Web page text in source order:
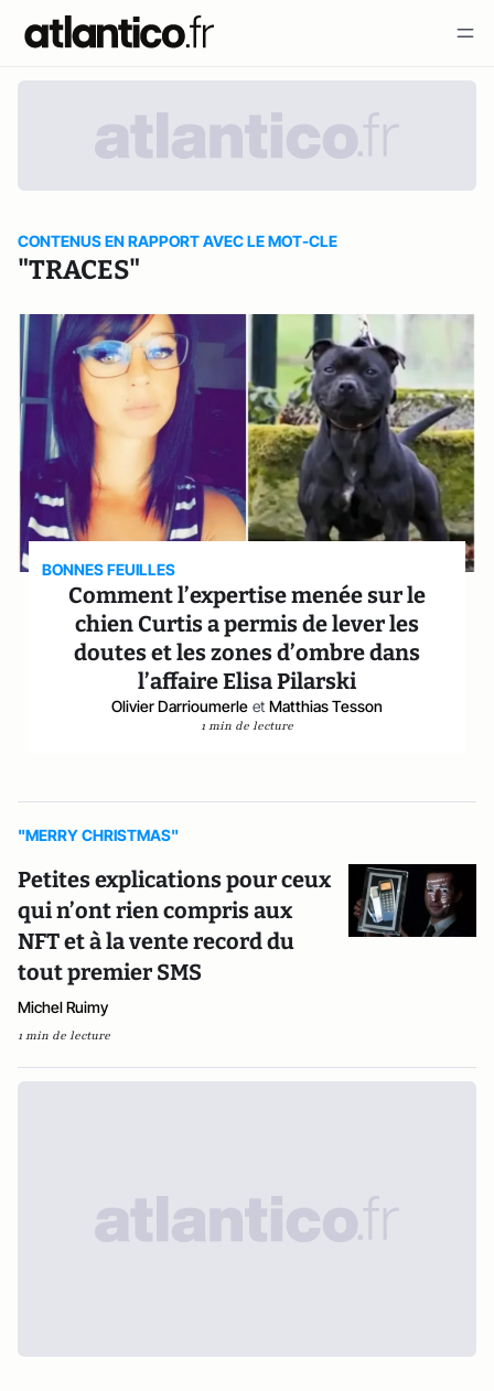
CONTENUS EN RAPPORT AVEC LE MOT-CLE
"TRACES"
BONNES FEUILLES
Comment l’expertise menée sur le
chien Curtis a permis de lever les
doutes et les zones d’ombre dans
l’affaire Elisa Pilarski
Olivier Darrioumerle et Matthias Tesson
1 min de lecture
"MERRY CHRISTMAS"
Petites explications pour ceux
qui n’ont rien compris aux
NFT et à la vente record du
tout premier SMS
Michel Ruimy
1 min de lecture